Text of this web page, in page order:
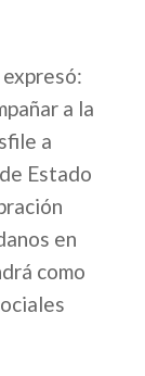
a la
a
Estado
en
como